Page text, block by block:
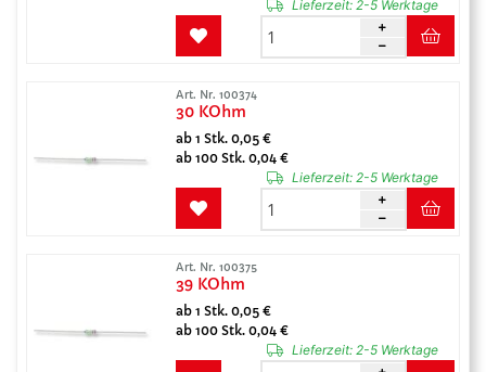
Lieferzeit:2-5 Werktage
Art. Nr. 100374
30 KOhm
ab 1 Stk. 0,05 €
ab 100 Stk. 0,04 €
Lieferzeit:2-5 Werktage
Art. Nr. 100375
39 KOhm
ab 1 Stk. 0,05 €
ab 100 Stk. 0,04 €
Lieferzeit:2-5 Werktage